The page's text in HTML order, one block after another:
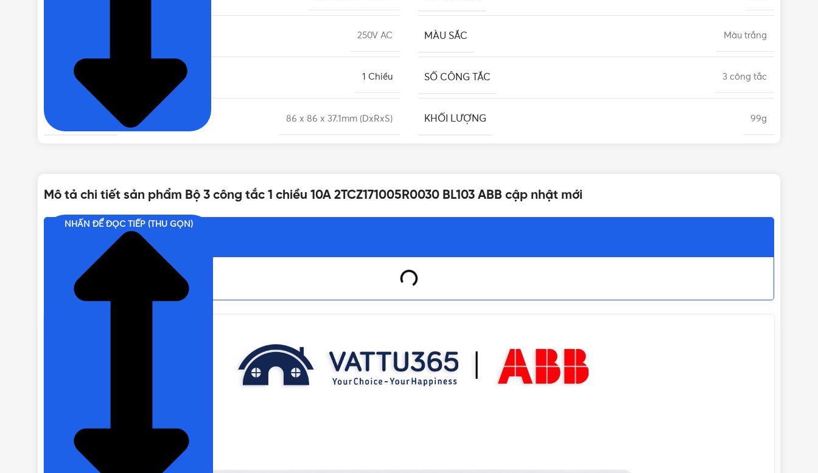
250V AC MÀU SẮC Màu trắng
SỐ CHIỀU 1 Chiều SỐ CÔNG TẮC 3 công tắc
86 x 86 x 37.1mm (DxRxS) KHỐI LƯỢNG 99g
XUẤT XỨ P.R.C BẢO HÀNH
EXTENDED PRODUCT TYPE
Công tắc ổ cắm ABB Công tắc ABB BẢNG GIÁ Bảng giá ABB
Mô tả chi tiết sản phẩm Bộ 3 công tắc 1 chiều 10A 2TCZ171005R0030 BL103 ABB cập nhật mới
Nội dung chính
NHẤN ĐỂ ĐỌC TIẾP (THU GỌN)